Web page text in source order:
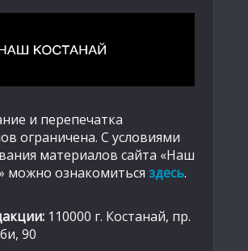
и перепечатка
ограничена. С условиями
материалов сайта «Наш
можно ознакомиться здесь.
110000 г. Костанай, пр.
90